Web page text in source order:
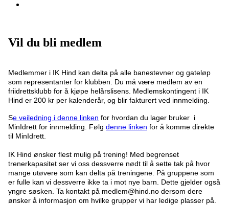
Vil du bli medlem
Medlemmer i IK Hind kan delta på alle banestevner og gateløp
som representanter for klubben. Du må være medlem av en
friidrettsklubb for å kjøpe helårslisens. Medlemskontingent i IK
Hind er 200 kr per kalenderår, og blir fakturert ved innmelding.
Se veiledning i denne linken for hvordan du lager bruker i
MinIdrett for innmelding. Følg denne linken for å komme direkte
til MinIdrett.
IK Hind ønsker flest mulig på trening! Med begrenset
trenerkapasitet ser vi oss dessverre nødt til å sette tak på hvor
mange utøvere som kan delta på treningene. På gruppene som
er fulle kan vi dessverre ikke ta i mot nye barn. Dette gjelder også
yngre søsken. Ta kontakt på medlem@hind.no dersom dere
ønsker å informasjon om hvilke grupper vi har ledige plasser på.